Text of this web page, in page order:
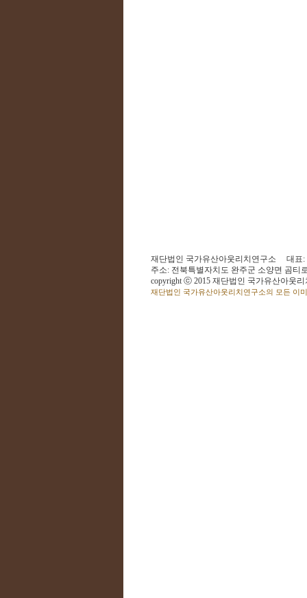
재단법인 국가유산아웃리치연구소 대
주소: 전북특별자치도 완주군 소양면 곰
copyright ⓒ 2015 재단법인 국가유산아웃리
재단법인 국가유산아웃리치연구소의 모든 이